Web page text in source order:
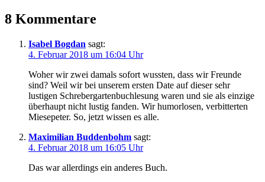
8 Kommentare
Isabel Bogdan sagt:
4. Februar 2018 um 16:04 Uhr
Woher wir zwei damals sofort wussten, dass wir Freunde
sind? Weil wir bei unserem ersten Date auf dieser sehr
lustigen Schrebergartenbuchlesung waren und sie als einzige
überhaupt nicht lustig fanden. Wir humorlosen, verbitterten
Miesepeter. So, jetzt wissen es alle.
Maximilian Buddenbohm sagt:
4. Februar 2018 um 16:05 Uhr
Das war allerdings ein anderes Buch.